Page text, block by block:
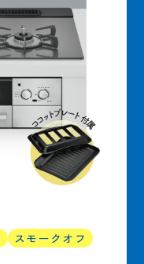
スモークオフ